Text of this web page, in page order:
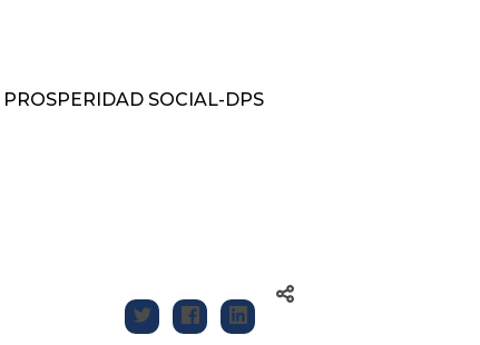
SOCIAL-DPS